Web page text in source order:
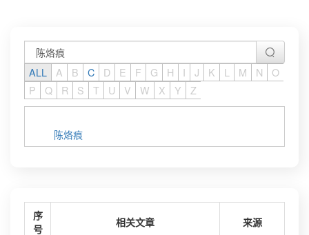
ALL A B C D E F G H I J K L M N
O
P
Q R S T U V W X Y Z
陈烙痕
序
号
相关文章 来源